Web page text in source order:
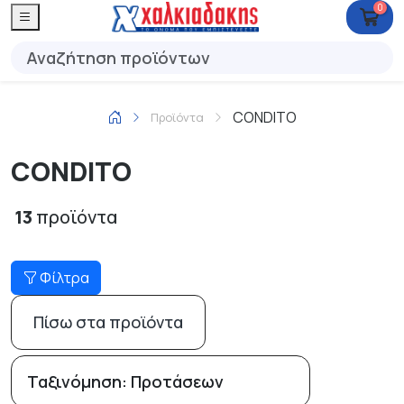
0
Προϊόντα CONDITO
CONDITO
13 προϊόντα
Φίλτρα
Πίσω στα προϊόντα